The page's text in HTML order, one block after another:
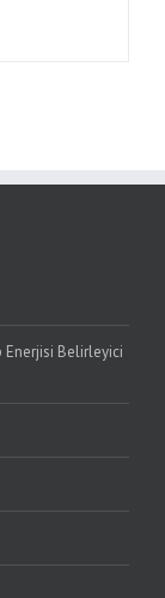
Enerjisi Belirleyici